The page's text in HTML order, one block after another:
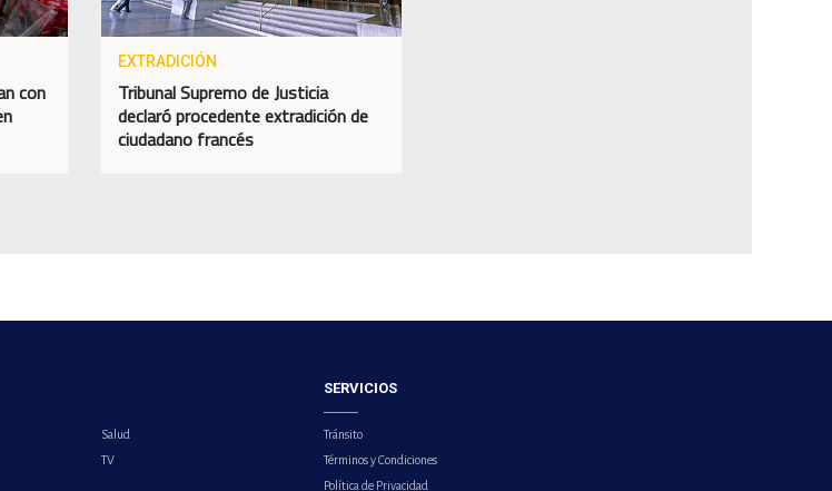
con
EXTRADICIÓN
Tribunal Supremo de Justicia
declaró procedente extradición de
ciudadano francés
Salud
TV
SERVICIOS
Tránsito
Términos y Condiciones
Política de Privacidad